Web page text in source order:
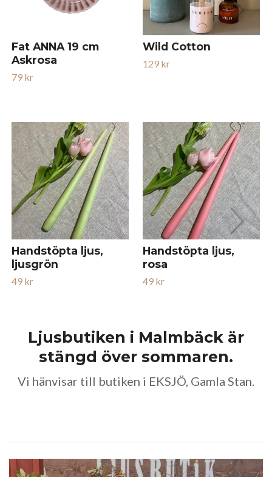
Fat ANNA 19 cm
Askrosa
79 kr
Wild Cotton
129 kr
Handstöpta ljus,
ljusgrön
49 kr
Handstöpta ljus,
rosa
49 kr
Ljusbutiken i Malmbäck är
stängd över sommaren.
Vi hänvisar till butiken i EKSJÖ, Gamla Stan.